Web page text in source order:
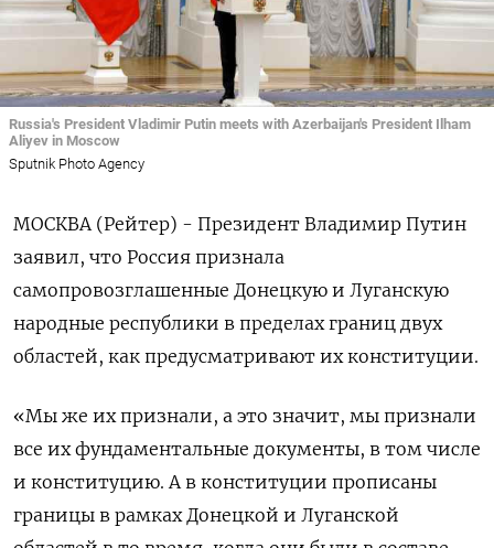
Russia's President Vladimir Putin meets with Azerbaijan's President Ilham
Aliyev in Moscow
Sputnik Photo Agency
МОСКВА (Рейтер) - Президент Владимир Путин
заявил, что Россия признала
самопровозглашенные Донецкую и Луганскую
народные республики в пределах границ двух
областей, как предусматривают их конституции.
«Мы же их признали, а это значит, мы признали
все их фундаментальные документы, в том числе
и конституцию. А в конституции прописаны
границы в рамках Донецкой и Луганской